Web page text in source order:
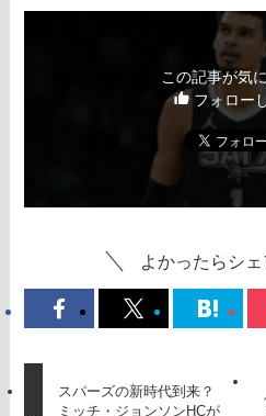
この記事が気
フォロー
よかったらシェ
スパーズの新時代到来？
ミッチ・ジョンソンHCが